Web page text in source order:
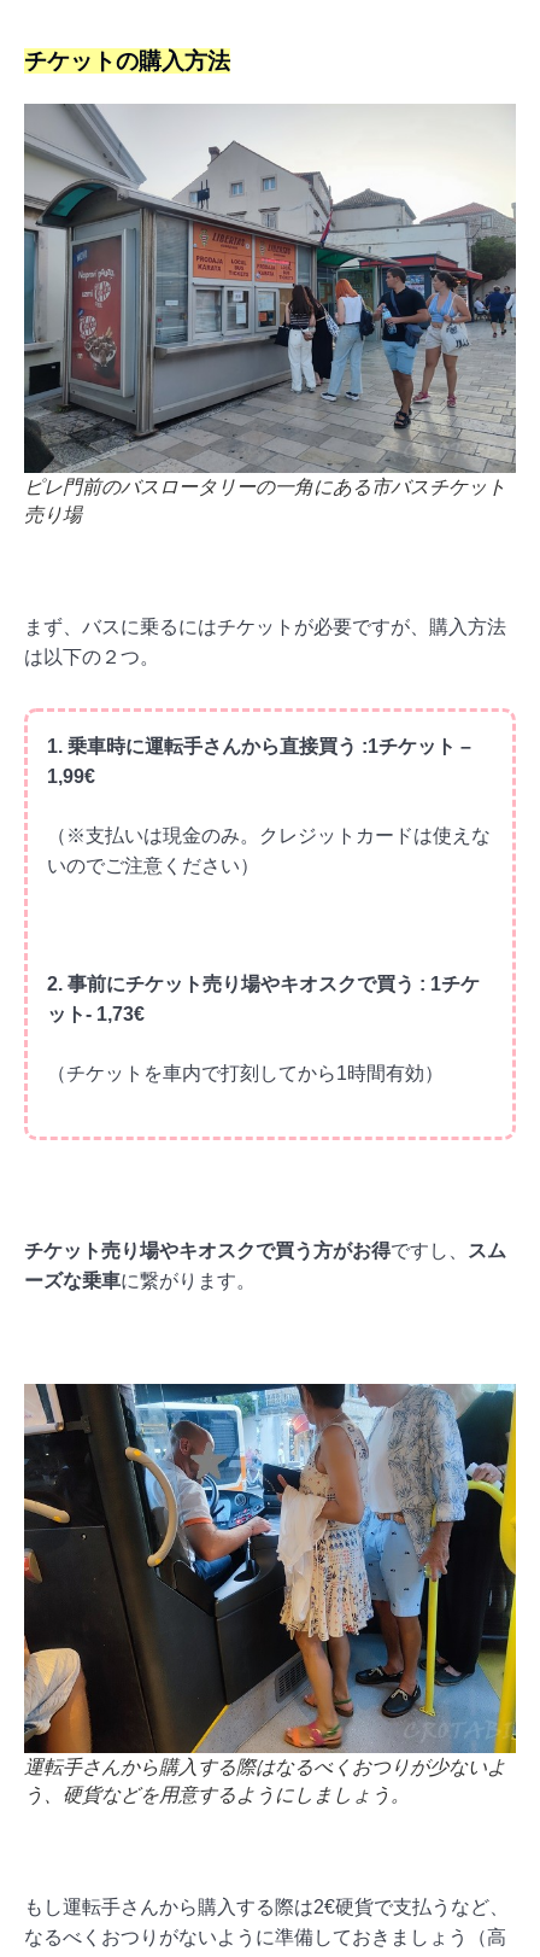
チケットの購入方法
ピレ門前のバスロータリーの一角にある市バスチケット
売り場
まず、バスに乗るにはチケットが必要ですが、購入方法
は以下の２つ。
1. 乗車時に運転手さんから直接買う :1チケット –
1,99€
（※支払いは現金のみ。クレジットカードは使えな
いのでご注意ください）
2. 事前にチケット売り場やキオスクで買う : 1チケ
ット- 1,73€
（チケットを車内で打刻してから1時間有効）
チケット売り場やキオスクで買う方がお得ですし、
スム
ーズな乗車に繋がります。
運転手さんから購入する際はなるべくおつりが少ないよ
う、硬貨などを用意するようにしましょう。
もし運転手さんから購入する際は2€硬貨で支払うなど、
なるべくおつりがないように準備しておきましょう（高